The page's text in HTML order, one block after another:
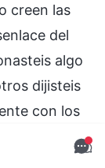
creen las
del
algo
dijisteis
con los
Dios.